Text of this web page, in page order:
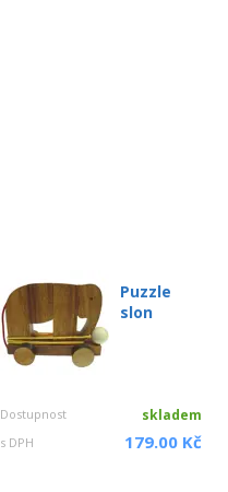
Puzzle
slon
Dostupnost skladem
s DPH 179.00 Kč